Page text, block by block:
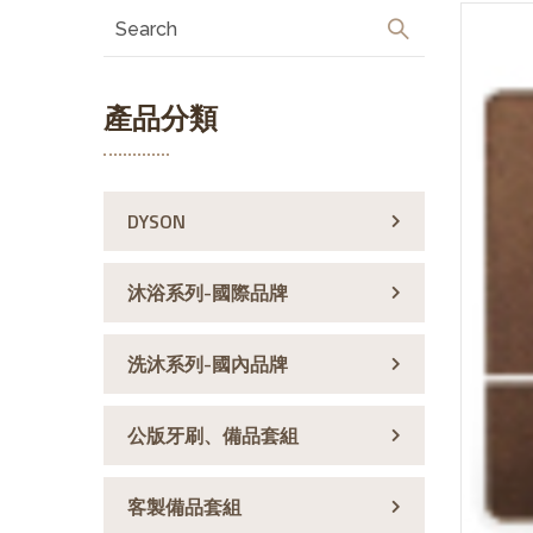
產品分類
DYSON
沐浴系列-國際品牌
洗沐系列-國內品牌
公版牙刷、備品套組
客製備品套組